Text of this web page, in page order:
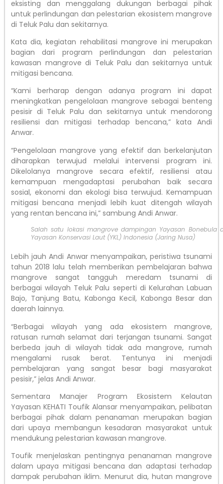
eksisting dan menggalang dukungan berbagai pihak
untuk perlindungan dan pelestarian ekosistem mangrove
di Teluk Palu dan sekitarnya.
Kata dia, kegiatan rehabilitasi mangrove ini merupakan
bagian dari program perlindungan dan pelestarian
kawasan mangrove di Teluk Palu dan sekitarnya untuk
mitigasi bencana.
“Kami berharap dengan adanya program ini dapat
meningkatkan pengelolaan mangrove sebagai benteng
pesisir di Teluk Palu dan sekitarnya untuk mendorong
resiliensi dan mitigasi terhadap bencana,” kata Andi
Anwar.
“Pengelolaan mangrove yang efektif dan berkelanjutan
diharapkan terwujud melalui intervensi program ini.
Dikelolanya mangrove secara efektif, resiliensi atau
kemampuan mengadaptasi perubahan baik secara
sosial, ekonomi dan ekologi bisa terwujud. Kemampuan
mitigasi bencana menjadi lebih kuat ditengah wilayah
yang rentan bencana ini,” sambung Andi Anwar.
Salah satu lokasi mangrove dampingan Yayasan Bonebula
Yayasan Konservasi Laut (YKL) Indonesia (Jaring Nusa)
Lebih jauh Andi Anwar menyampaikan, peristiwa tsunami
tahun 2018 lalu telah memberikan pembelajaran bahwa
mangrove sangat tangguh meredam tsunami di
berbagai wilayah Teluk Palu seperti di Kelurahan Labuan
Bajo, Tanjung Batu, Kabonga Kecil, Kabonga Besar dan
daerah lainnya.
“Berbagai wilayah yang ada ekosistem mangrove,
ratusan rumah selamat dari terjangan tsunami. Sangat
berbeda jauh di wilayah tidak ada mangrove, rumah
mengalami rusak berat. Tentunya ini menjadi
pembelajaran yang sangat besar bagi masyarakat
pesisir,” jelas Andi Anwar.
Sementara Manajer Program Ekosistem Kelautan
Yayasan KEHATI Toufik Alansar menyampaikan, pelibatan
berbagai pihak dalam penanaman merupakan bagian
dari upaya membangun kesadaran masyarakat untuk
mendukung pelestarian kawasan mangrove.
Toufik menjelaskan pentingnya penanaman mangrove
dalam upaya mitigasi bencana dan adaptasi terhadap
dampak perubahan iklim. Menurut dia, hutan mangrove